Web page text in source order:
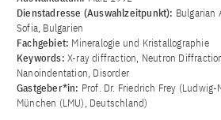
Dienstadresse (Auswahlzeitpunkt): Bulgarian
Sofia, Bulgarien
Fachgebiet: Mineralogie und Kristallographie
Keywords: X-ray diffraction, Neutron
Nanoindentation, Disorder
Gastgeber*in: Prof. Dr. Friedrich Frey
München (LMU), Deutschland)